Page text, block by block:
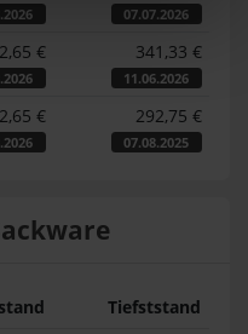
07.07.2026
€ 341,33 €
11.06.2026
€ 292,75 €
07.08.2025
Tiefststand